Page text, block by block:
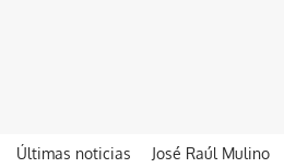
Últimas noticias José Raúl Mulino